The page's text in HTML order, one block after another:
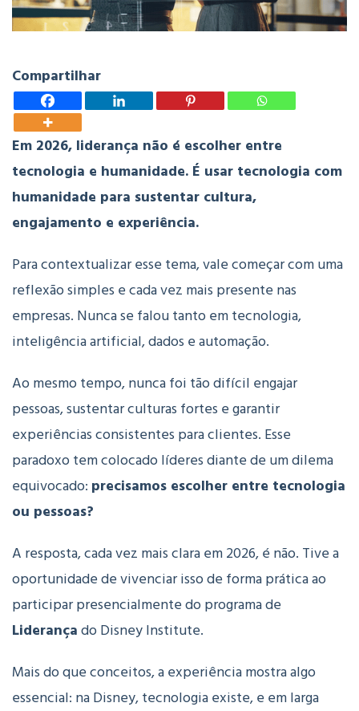
Compartilhar
Em 2026, liderança não é escolher entre
tecnologia e humanidade. É usar tecnologia com
humanidade para sustentar cultura,
engajamento e experiência.
Para contextualizar esse tema, vale começar com uma
reflexão simples e cada vez mais presente nas
empresas. Nunca se falou tanto em tecnologia,
inteligência artificial, dados e automação.
Ao mesmo tempo, nunca foi tão difícil engajar
pessoas, sustentar culturas fortes e garantir
experiências consistentes para clientes. Esse
paradoxo tem colocado líderes diante de um dilema
equivocado: precisamos escolher entre tecnologia
ou pessoas?
A resposta, cada vez mais clara em 2026, é não. Tive a
oportunidade de vivenciar isso de forma prática ao
participar presencialmente do programa de
Liderançado Disney Institute.
Mais do que conceitos, a experiência mostra algo
essencial: na Disney, tecnologia existe, e em larga